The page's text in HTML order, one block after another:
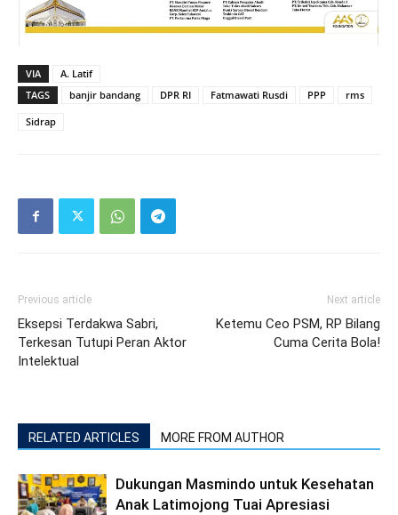
VIA
A. Latif
TAGS
banjir bandang DPR RI Fatmawati Rusdi PPP
rms
Sidrap
Previous article
Eksepsi Terdakwa Sabri,
Terkesan Tutupi Peran Aktor
Intelektual
Next article
Ketemu Ceo PSM, RP Bilang
Cuma Cerita Bola!
RELATED ARTICLES MORE FROM AUTHOR
Dukungan Masmindo untuk Kesehatan
Anak Latimojong Tuai Apresiasi